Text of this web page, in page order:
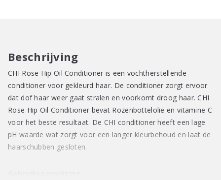
Beschrijving
CHI Rose Hip Oil Conditioner is een vochtherstellende
conditioner voor gekleurd haar. De conditioner zorgt ervoor
dat dof haar weer gaat stralen en voorkomt droog haar. CHI
Rose Hip Oil Conditioner bevat Rozenbottelolie en vitamine C
voor het beste resultaat. De CHI conditioner heeft een lage
pH waarde wat zorgt voor een langer kleurbehoud en laat de
haarschubben gesloten.